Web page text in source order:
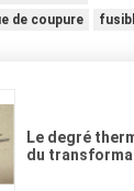
de coupure
Le degré
du